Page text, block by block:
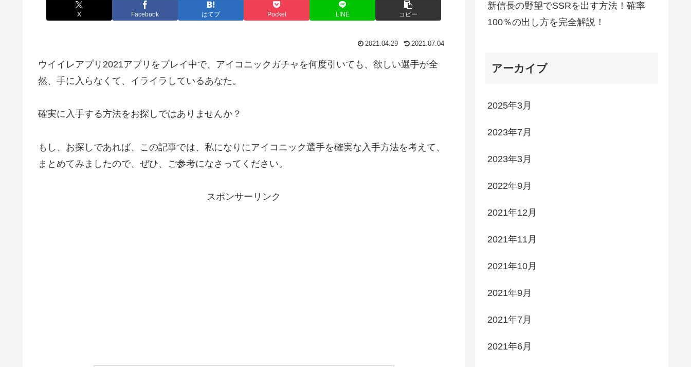
X Facebook はてブ Pocket LINE コピー
2021.04.29 2021.07.04
ウイイレアプリ2021アプリをプレイ中で、アイコニックガチャを何度引いても、欲しい選手が全
然、手に入らなくて、イライラしているあなた。
確実に入手する方法をお探しではありませんか？
もし、お探しであれば、この記事では、私になりにアイコニック選手を確実な入手方法を考えて、
まとめてみましたので、ぜひ、ご参考になさってください。
スポンサーリンク
新信長の野望でSSRを出す方法！確率
100％の出し方を完全解説！
アーカイブ
2025年3月
2023年7月
2023年3月
2022年9月
2021年12月
2021年11月
2021年10月
2021年9月
2021年7月
2021年6月